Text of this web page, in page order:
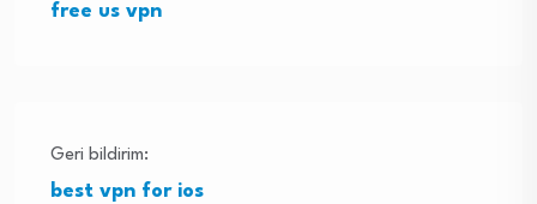
free us vpn
Geri bildirim:
best vpn for ios